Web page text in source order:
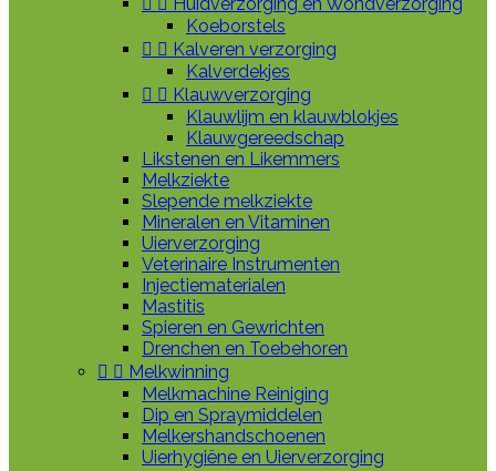
Koeborstels
  Kalveren verzorging
Kalverdekjes
  Klauwverzorging
Klauwlijm en klauwblokjes
Klauwgereedschap
Likstenen en Likemmers
Melkziekte
Slepende melkziekte
Mineralen en Vitaminen
Uierverzorging
Veterinaire Instrumenten
Injectiematerialen
Mastitis
Spieren en Gewrichten
Drenchen en Toebehoren
  Melkwinning
Melkmachine Reiniging
Dip en Spraymiddelen
Melkershandschoenen
Uierhygiëne en Uierverzorging